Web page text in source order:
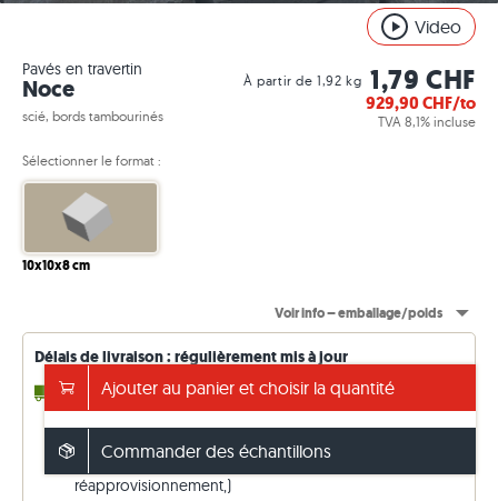
Video
Pavés en travertin
Noce
scié, bords tambourinés
À partir de 1,92 kg 1,79 CHF
929,90CHF/to
TVA 8,1% incluse
Sélectionner le format :
10x10x8 cm
Voir info – emballage/poids
Délais de livraison : régulièrement mis à jour
4 à 10 jours ouvrables jusqu'à 0,20 to (en stock)
2 - 3 semaines jusqu'à 29,05 to (en
4 - 5 semaines jusqu'à 31,05 to (en
réapprovisionnement,)
Ajouter au panier et choisir la quantité
Commander des échantillons